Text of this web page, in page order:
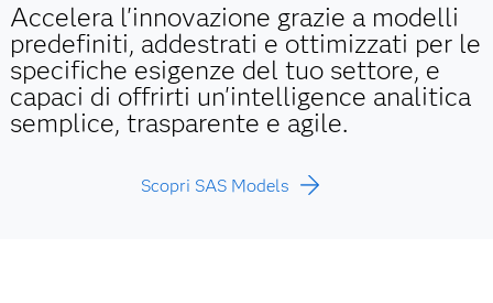
Accelera l'innovazione grazie a modelli
predefiniti, addestrati e ottimizzati per le
specifiche esigenze del tuo settore, e
capaci di offrirti un'intelligence analitica
semplice, trasparente e agile.
Scopri SAS Models